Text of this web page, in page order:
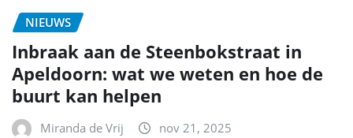
NIEUWS
Inbraak aan de Steenbokstraat in
Apeldoorn: wat we weten en hoe de
buurt kan helpen
Miranda de Vrij nov 21, 2025